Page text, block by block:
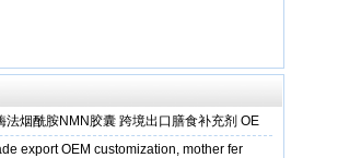
法烟酰胺NMN胶囊 跨境出口膳食补充剂 OE
export OEM customization, mother fer